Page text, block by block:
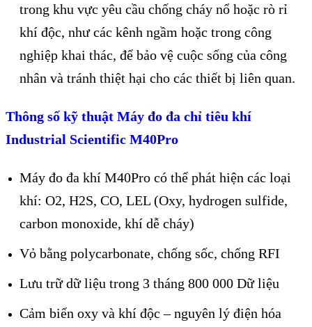
trong khu vực yêu cầu chống cháy nổ hoặc rò rỉ
khí độc, như các kênh ngầm hoặc trong công
nghiệp khai thác, để bảo vệ cuộc sống của công
nhân và tránh thiệt hại cho các thiết bị liên quan.
Thông số kỹ thuật Máy đo đa chỉ tiêu khí
Industrial Scientific M40Pro
Máy đo đa khí M40Pro có thể phát hiện các loại
khí: O2, H2S, CO, LEL (Oxy, hydrogen sulfide,
carbon monoxide, khí dễ cháy)
Vỏ bằng polycarbonate, chống sốc, chống RFI
Lưu trữ dữ liệu trong 3 tháng 800 000 Dữ liệu
Cảm biến oxy và khí độc – nguyên lý điện hóa